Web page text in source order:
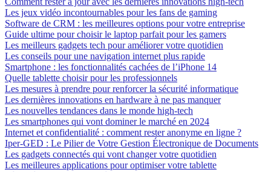
Les jeux vidéo incontournables pour les fans de gaming
Software de CRM : les meilleures options pour votre entreprise
Guide ultime pour choisir le laptop parfait pour les gamers
Les meilleurs gadgets tech pour améliorer votre quotidien
Les conseils pour une navigation internet plus rapide
Smartphone : les fonctionnalités cachées de l’iPhone 14
Quelle tablette choisir pour les professionnels
Les mesures à prendre pour renforcer la sécurité informatique
Les dernières innovations en hardware à ne pas manquer
Les nouvelles tendances dans le monde high-tech
Les smartphones qui vont dominer le marché en 2024
Internet et confidentialité : comment rester anonyme en ligne ?
Iper-GED : Le Pilier de Votre Gestion Électronique de Documents
Les gadgets connectés qui vont changer votre quotidien
Les meilleures applications pour optimiser votre tablette